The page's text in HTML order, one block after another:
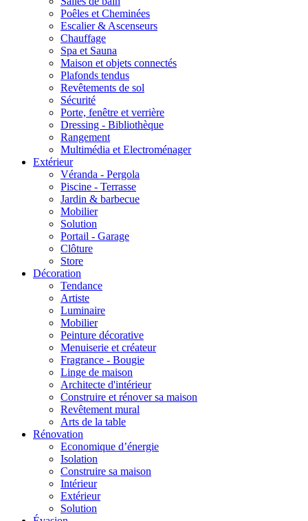
Poêles et Cheminées
Escalier & Ascenseurs
Chauffage
Spa et Sauna
Maison et objets connectés
Plafonds tendus
Revêtements de sol
Sécurité
Porte, fenêtre et verrière
Dressing - Bibliothèque
Rangement
Multimédia et Electroménager
Extérieur
Véranda - Pergola
Piscine - Terrasse
Jardin & barbecue
Mobilier
Solution
Portail - Garage
Clôture
Store
Décoration
Tendance
Artiste
Luminaire
Mobilier
Peinture décorative
Menuiserie et créateur
Fragrance - Bougie
Linge de maison
Architecte d'intérieur
Construire et rénover sa maison
Revêtement mural
Arts de la table
Rénovation
Economique d’énergie
Isolation
Construire sa maison
Intérieur
Extérieur
Solution